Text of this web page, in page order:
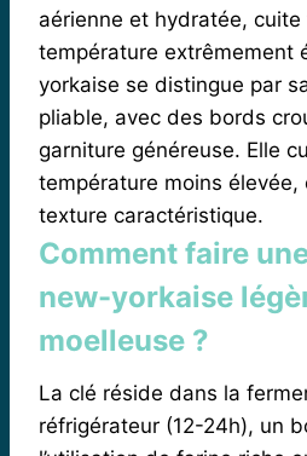
aérienne et hydratée,
température extrêmement
yorkaise se distingue par
pliable, avec des bords
garniture généreuse. Elle
température moins élevée,
texture caractéristique.
Comment faire
new-yorkaise
moelleuse ?
La clé réside dans la
réfrigérateur (12-24h), un